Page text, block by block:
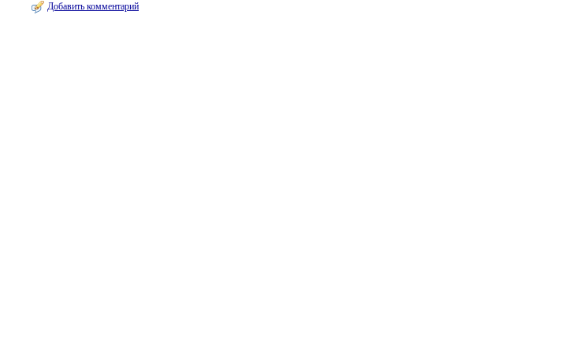
Добавить комментарий